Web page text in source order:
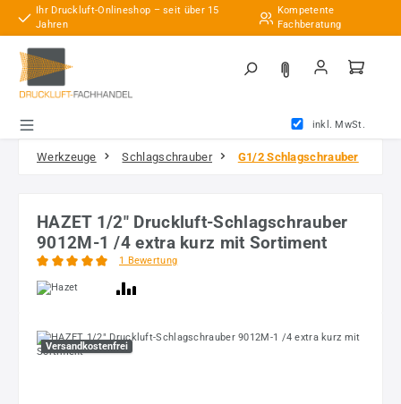
Zum Hauptinhalt springen
Ihr Druckluft-Onlineshop – seit über 15
Jahren
Kompetente
Fachberatung
inkl. MwSt.
Werkzeuge Schlagschrauber G1/2 Schlagschrauber
HAZET 1/2" Druckluft-Schlagschrauber
9012M-1 /4 extra kurz mit Sortiment
1 Bewertung
Bildergalerie überspringen
Versandkostenfrei